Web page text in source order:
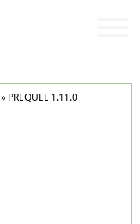
»PREQUEL 1.11.0